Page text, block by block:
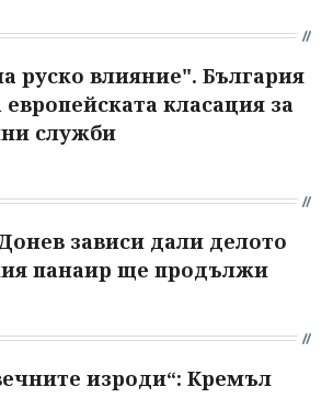
руско влияние". България
класация за
служби
зависи дали делото
панаир ще продължи
изроди“: Кремъл